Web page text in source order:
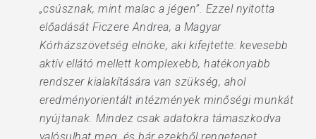
„csúsznak, mint malac a jégen”. Ezzel nyitotta
előadását Ficzere Andrea, a Magyar
Kórházszövetség elnöke, aki kifejtette: kevesebb
aktív ellátó mellett komplexebb, hatékonyabb
rendszer kialakítására van szükség, ahol
eredményorientált intézmények minőségi munkát
nyújtanak. Mindez csak adatokra támaszkodva